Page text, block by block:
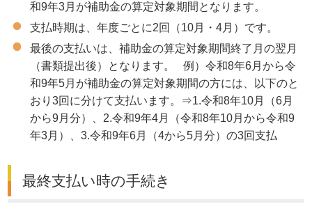
和9年3月が補助金の算定対象期間となります。
支払時期は、年度ごとに2回（10月・4月）です。
最後の支払いは、補助金の算定対象期間終了月の翌月
（書類提出後）となります。 例）令和8年6月から令
和9年5月が補助金の算定対象期間の方には、以下のと
おり3回に分けて支払います。⇒1.令和8年10月（6月
から9月分）、2.令和9年4月（令和8年10月から令和9
年3月）、3.令和9年6月（4から5月分）の3回支払
最終支払い時の手続き